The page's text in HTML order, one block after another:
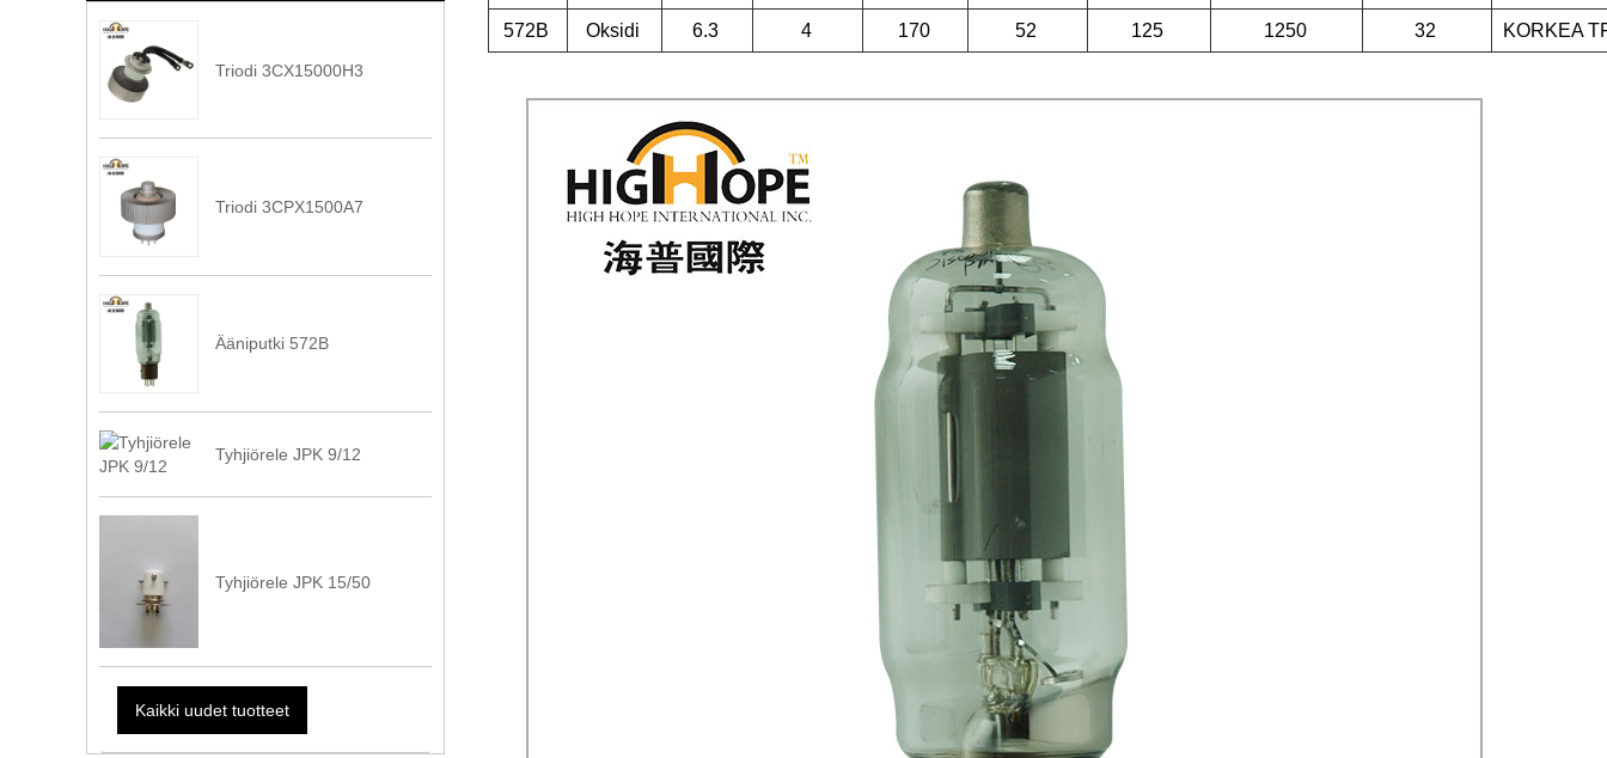
Triodi 3CX15000H3
Triodi 3CPX1500A7
Ääniputki 572B
Tyhjiörele JPK 9/12
Tyhjiörele JPK 15/50
Kaikki uudet tuotteet
572B Oksidi 6.3 4 170 52 125 1250 32 KORKEA